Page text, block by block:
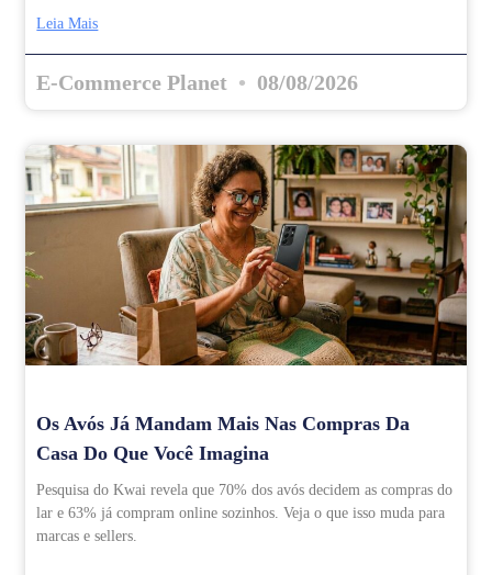
Leia Mais
E-Commerce Planet 08/08/2026
Os Avós Já Mandam Mais Nas Compras Da
Casa Do Que Você Imagina
Pesquisa do Kwai revela que 70% dos avós decidem as compras do
lar e 63% já compram online sozinhos. Veja o que isso muda para
marcas e sellers.